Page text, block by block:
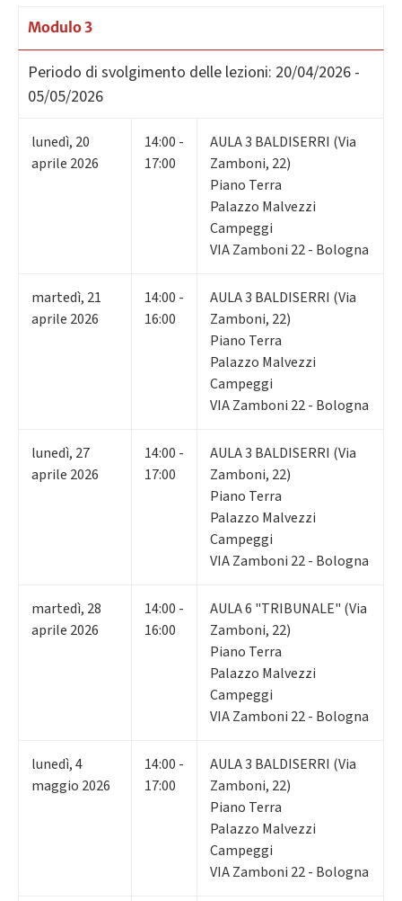
Modulo 3
Periodo di svolgimento delle lezioni: 20/04/2026 -
05/05/2026
lunedì, 20
aprile 2026
14:00 -
17:00
AULA 3 BALDISERRI (Via
Zamboni, 22)
Piano Terra
Palazzo Malvezzi
Campeggi
VIA Zamboni 22 - Bologna
martedì, 21
aprile 2026
14:00 -
16:00
AULA 3 BALDISERRI (Via
Zamboni, 22)
Piano Terra
Palazzo Malvezzi
Campeggi
VIA Zamboni 22 - Bologna
lunedì, 27
aprile 2026
14:00 -
17:00
AULA 3 BALDISERRI (Via
Zamboni, 22)
Piano Terra
Palazzo Malvezzi
Campeggi
VIA Zamboni 22 - Bologna
martedì, 28
aprile 2026
14:00 -
16:00
AULA 6 "TRIBUNALE" (Via
Zamboni, 22)
Piano Terra
Palazzo Malvezzi
Campeggi
VIA Zamboni 22 - Bologna
lunedì,4
maggio 2026
14:00 -
17:00
AULA 3 BALDISERRI (Via
Zamboni, 22)
Piano Terra
Palazzo Malvezzi
Campeggi
VIA Zamboni 22 - Bologna